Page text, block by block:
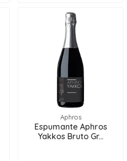
Aphros
Espumante Aphros
Yakkos Bruto Gr...